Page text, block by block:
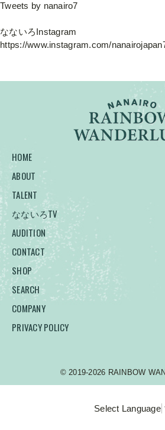
Select Language
Tweets by nanairo7
なないろInstagram
https://www.instagram.com/
HOME
ABOUT
TALENT
なないろTV
AUDITION
CONTACT
SHOP
SEARCH
COMPANY
PRIVACY POLICY
© 2019-2026 RAINBOW